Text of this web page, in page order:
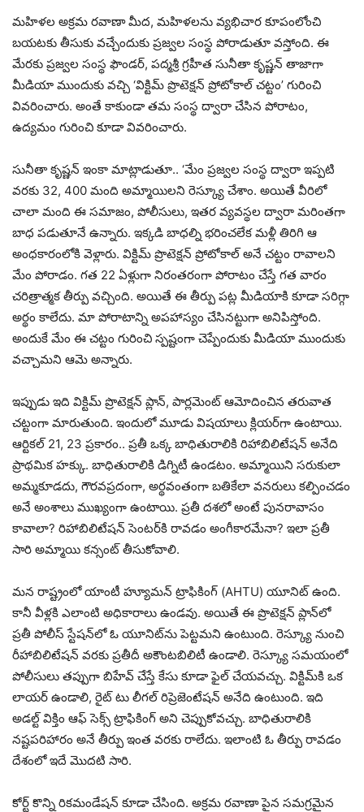
మహిళల అక్రమ రవాణా మీద, మహిళలను వ్యభిచార కూపంలోంచి
బయటకు తీసుకు వచ్చేందుకు ప్రజ్వల సంస్థ పోరాడుతూ వస్తోంది. ఈ
మేరకు ప్రజ్వల సంస్థ ఫౌండర్, పద్మశ్రీ గ్రహీత సునీతా కృష్ణన్ తాజాగా
మీడియా ముందుకు వచ్చి ‘విక్టిమ్ ప్రొటెక్షన్ ప్రోటోకాల్ చట్టం’ గురించి
వివరించారు. అంతే కాకుండా తమ సంస్థ ద్వారా చేసిన పోరాటం,
ఉద్యమం గురించి కూడా వివరించారు.
సునీతా కృష్ణన్ ఇంకా మాట్లాడుతూ.. ‘మేం ప్రజ్వల సంస్థ ద్వారా ఇప్పటి
వరకు 32, 400 మంది అమ్మాయిలని రెస్క్యూ చేశాం. అయితే వీరిలో
చాలా మంది ఈ సమాజం, పోలీసులు, ఇతర వ్యవస్థల ద్వారా మరింతగా
బాధ పడుతూనే ఉన్నారు. ఇక్కడి బాధల్ని భరించలేక మళ్లీ తిరిగి ఆ
అంధకారంలోకి వెళ్లారు. విక్టిమ్ ప్రొటెక్షన్ ప్రోటోకాల్ అనే చట్టం రావాలని
మేం పోరాడం. గత 22 ఏళ్లుగా నిరంతరంగా పోరాటం చేస్తే గత వారం
చరిత్రాత్మక తీర్పు వచ్చింది. అయితే ఈ తీర్పు పట్ల మీడియాకి కూడా సరిగ్గా
అర్థం కాలేదు. మా పోరాటాన్ని అపహాస్యం చేసినట్టుగా అనిపిస్తోంది.
అందుకే మేం ఈ చట్టం గురించి స్పష్టంగా చెప్పేందుకు మీడియా ముందుకు
వచ్చామని ఆమె అన్నారు.
ఇప్పుడు ఇది విక్టిమ్ ప్రొటెక్షన్ ప్లాన్‌, పార్లమెంట్ ఆమోదించిన తరువాత
చట్టంగా మారుతుంది. ఇందులో మూడు విషయాలు క్లియర్‌గా ఉంటాయి.
ఆర్టికల్ 21, 23 ప్రకారం.. ప్రతీ ఒక్క బాధితురాలికి రిహాబిలిటేషన్ అనేది
ప్రాథమిక హక్కు. బాధితురాలికి డిగ్నిటీ ఉండటం. అమ్మాయిని సరుకులా
అమ్మకూడదు, గౌరవప్రదంగా, అర్థవంతంగా బతికేలా వనరులు కల్పించడం
అనే అంశాలు ముఖ్యంగా ఉంటాయి. ప్రతీ దశలో అంటే పునరావాసం
కావాలా? రిహాబిలిటేషన్ సెంటర్‌కి రావడం అంగీకారమేనా? ఇలా ప్రతీ
సారి అమ్మాయి కన్సంట్ తీసుకోవాలి.
మన రాష్ట్రంలో యాంటీ హ్యూమన్ ట్రాఫికింగ్ (AHTU) యూనిట్ ఉంది.
కానీ వీళ్లకి ఎలాంటి అధికారాలు ఉండవు. అయితే ఈ ప్రొటెక్షన్ ప్లాన్‌లో
ప్రతీ పోలీస్ స్టేషన్‌లో ఓ యూనిట్‌ను పెట్టమని ఉంటుంది. రెస్క్యూ నుంచి
రీహాబిలిటేషన్ వరకు ప్రతీదీ అకౌంటబిలిటీ ఉండాలి. రెస్క్యూ సమయంలో
పోలీసులు తప్పుగా బిహేవ్ చేస్తే కేసు కూడా ఫైల్ చేయవచ్చు. విక్టిమ్‌కి ఒక
లాయర్ ఉండాలి, రైట్ టు లీగల్ రిప్రెజెంటేషన్ అనేది ఉంటుంది. ఇది
అడల్ట్ విక్తిం ఆఫ్ సెక్స్ ట్రాఫికింగ్ అని చెప్పుకోవచ్చు. బాధితురాలికి
నష్టపరిహారం అనే తీర్పు ఇంత వరకు రాలేదు. ఇలాంటి ఓ తీర్పు రావడం
దేశంలో ఇదే మొదటి సారి.
కోర్ట్ కొన్ని రికమండేషన్ కూడా చేసింది. అక్రమ రవాణా పైన సమగ్రమైన